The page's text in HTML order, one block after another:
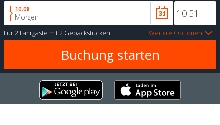
10.08
Morgen
Für2 Fahrgäste mit2 Gepäckstücken Weitere Optionen